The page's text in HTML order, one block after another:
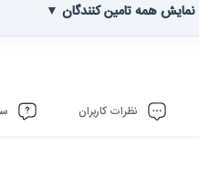
نمایش همه تامین کنندگان ▼
نظرات کاربران